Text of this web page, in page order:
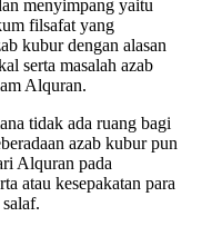
menyimpang yaitu
filsafat yang
kubur dengan alasan
serta masalah azab
tidak ada ruang bagi
azab kubur pun
Alquran pada
atau kesepakatan para